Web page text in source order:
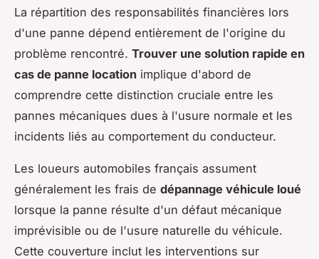
La répartition des responsabilités financières lors
d'une panne dépend entièrement de l'origine du
problème rencontré. Trouver une solution rapide en
cas de panne location implique d'abord de
comprendre cette distinction cruciale entre les
pannes mécaniques dues à l'usure normale et les
incidents liés au comportement du conducteur.
Les loueurs automobiles français assument
généralement les frais de dépannage véhicule loué
lorsque la panne résulte d'un défaut mécanique
imprévisible ou de l'usure naturelle du véhicule.
Cette couverture inclut les interventions sur